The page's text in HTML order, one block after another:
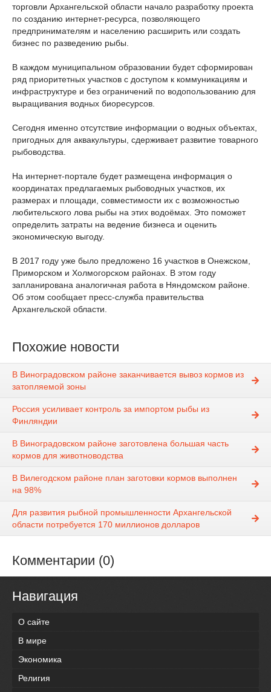
торговли Архангельской области начало разработку проекта
по созданию интернет-ресурса, позволяющего
предпринимателям и населению расширить или создать
бизнес по разведению рыбы.
В каждом муниципальном образовании будет сформирован
ряд приоритетных участков с доступом к коммуникациям и
инфраструктуре и без ограничений по водопользованию для
выращивания водных биоресурсов.
Сегодня именно отсутствие информации о водных объектах,
пригодных для аквакультуры, сдерживает развитие товарного
рыбоводства.
На интернет-портале будет размещена информация о
координатах предлагаемых рыбоводных участков, их
размерах и площади, совместимости их с возможностью
любительского лова рыбы на этих водоёмах. Это поможет
определить затраты на ведение бизнеса и оценить
экономическую выгоду.
В 2017 году уже было предложено 16 участков в Онежском,
Приморском и Холмогорском районах. В этом году
запланирована аналогичная работа в Няндомском районе.
Об этом сообщает пресс-служба правительства
Архангельской области.
Похожие новости
В Виноградовском районе заканчивается вывоз кормов из
затопляемой зоны
Россия усиливает контроль за импортом рыбы из
Финляндии
В Виноградовском районе заготовлена большая часть
кормов для животноводства
В Вилегодском районе план заготовки кормов выполнен
на 98%
Для развития рыбной промышленности Архангельской
области потребуется 170 миллионов долларов
Комментарии (0)
Навигация
О сайте
В мире
Экономика
Религия